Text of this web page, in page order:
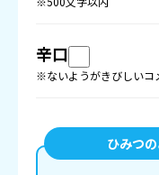
辛口
※ないようがきびしいコ
ひみつ